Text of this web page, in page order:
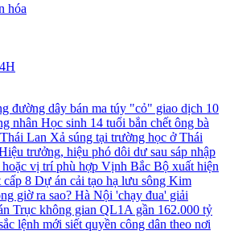
hóa
đường dây bán ma túy "cỏ" giao dịch 10
nhân Học sinh 14 tuổi bắn chết ông bà
Lan Xả súng tại trường học ở Thái
trưởng, hiệu phó dôi dư sau sáp nhập
vị trí phù hợp Vịnh Bắc Bộ xuất hiện
cấp 8 Dự án cải tạo hạ lưu sông Kim
giờ ra sao? Hà Nội 'chạy đua' giải
Trục không gian QL1A gần 162.000 tỷ
lệnh mới siết quyền công dân theo nơi